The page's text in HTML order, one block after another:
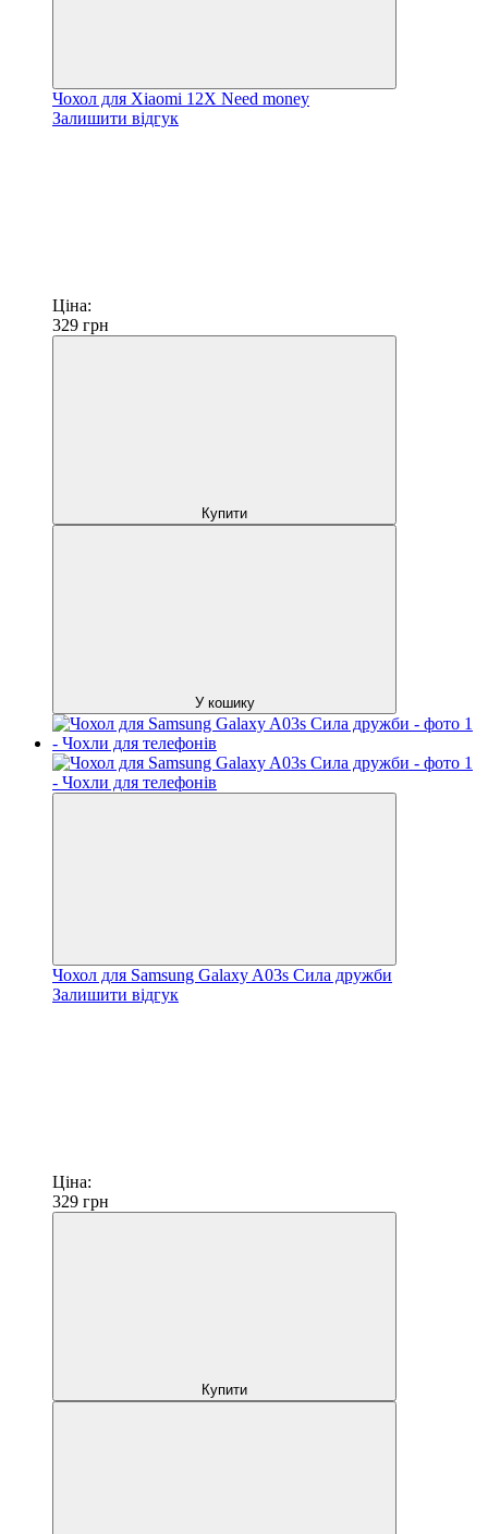
Чохол для Xiaomi 12X Need money
Залишити відгук
Ціна:
329 грн
Купити
У кошику
Чохол для Samsung Galaxy A03s Сила дружби
Залишити відгук
Ціна:
329 грн
Купити